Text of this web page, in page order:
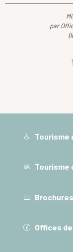
par
Tourisme
Tourisme
Brochures
Offices